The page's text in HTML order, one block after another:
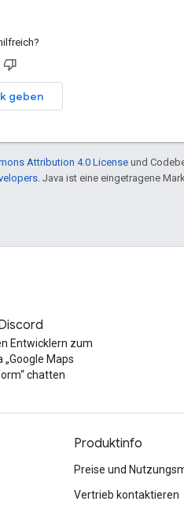
geben
Attribution 4.0 License und
. Java ist eine eingetragene
Entwicklern zum
„Google Maps
chatten
Produktinfo
Preise und
Vertrieb kontaktieren